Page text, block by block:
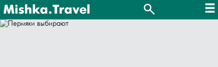
Mishka.Travel